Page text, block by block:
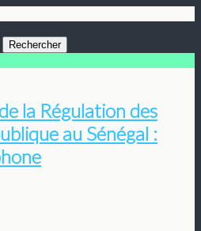
la Régulation des
au Sénégal :